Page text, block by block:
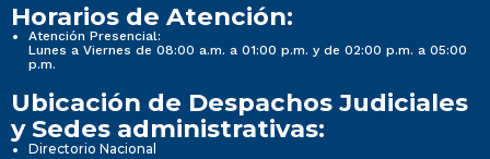
Horarios de Atención:
Atención Presencial:
Lunes a Viernes de 08:00 a.m. a 01:00 p.m. y de 02:00 p.m. a 05:00
p.m.
Ubicación de Despachos Judiciales
y Sedes administrativas:
Directorio Nacional